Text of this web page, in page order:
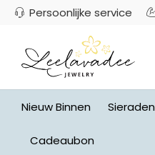
Persoonlijke service
Nieuw Binnen Sieraden
Cadeaubon